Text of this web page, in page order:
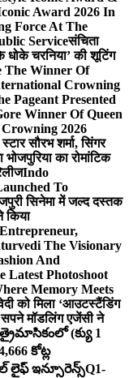
Award 2026 In
Force At The
Serviceसंचिता
धोके चरनिया’ की शूटिंग
The Winner Of
Crowning
Pageant Presented
Winner Of Queen
2026
सौरभ शर्मा, सिंगर
का रोमांटिक
Indo
To
सिनेमा में जल्द दस्तक
किया
The Visionary
And
Latest Photoshoot
Memory Meets
को मिला ‘आउटस्टैंडिंग
मॉडलिंग एजेंसी ने
(క్యు 1
కోట్ల
లైఫ్ ఇన్సూరెన్స్Q1-